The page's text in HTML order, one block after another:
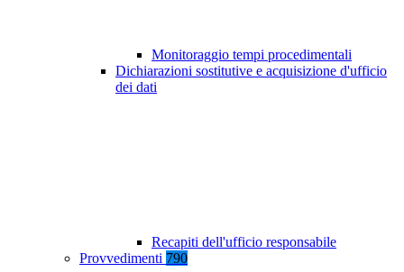
Monitoraggio tempi procedimentali
Dichiarazioni sostitutive e acquisizione d'ufficio
dei dati
Recapiti dell'ufficio responsabile
Provvedimenti 790